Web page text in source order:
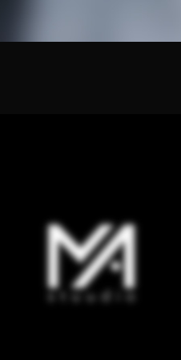
Rakvere mnt 1, Haljala
KOGUKONNAALA